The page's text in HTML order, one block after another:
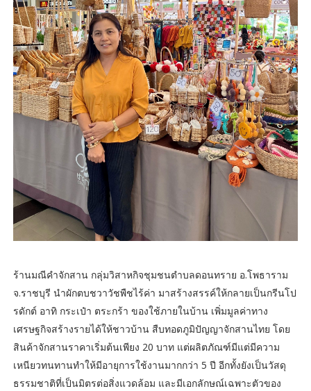
ร้านมณีคำจักสาน กลุ่มวิสาหกิจชุมชนตำบลดอนทราย อ.โพธาราม
จ.ราชบุรี นำผักตบชวาวัชพืชไร้ค่า มาสร้างสรรค์ให้กลายเป็นกรีนโป
รดักต์ อาทิ กระเป๋า ตระกร้า ของใช้ภายในบ้าน เพิ่มมูลค่าทาง
เศรษฐกิจสร้างรายได้ให้ชาวบ้าน สืบทอดภูมิปัญญาจักสานไทย โดย
สินค้าจักสานราคาเริ่มต้นเพียง 20 บาท แต่ผลิตภัณฑ์มีแต่มีความ
เหนียวทนทานทำให้มีอายุการใช้งานมากกว่า 5 ปี อีกทั้งยังเป็นวัสดุ
ธรรมชาติที่เป็นมิตรต่อสิ่งแวดล้อม และมีเอกลักษณ์เฉพาะตัวของ